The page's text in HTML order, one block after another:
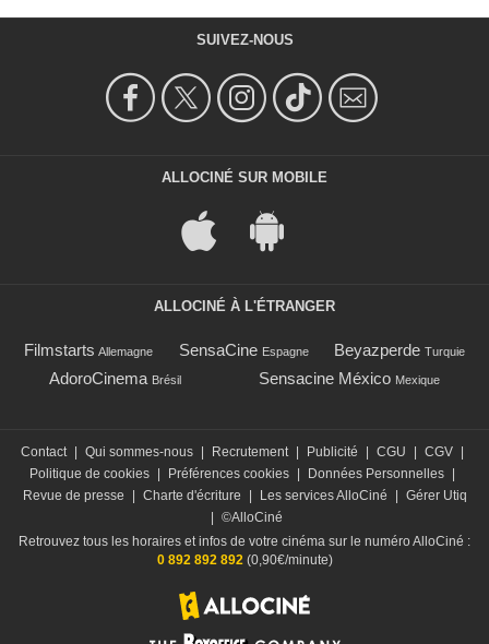
SUIVEZ-NOUS
ALLOCINÉ SUR MOBILE
ALLOCINÉ À L'ÉTRANGER
Filmstarts Allemagne SensaCine Espagne Beyazperde Turquie
AdoroCinema Brésil Sensacine México Mexique
Contact Qui sommes-nous Recrutement Publicité CGU CGV
Politique de cookies
Préférences cookies Données Personnelles
Revue de presse
Charte d'écriture Les services AlloCiné
Gérer Utiq
©AlloCiné
Retrouvez tous les horaires et infos de votre cinéma sur le numéro AlloCiné :
0 892 892 892(0,90€/minute)